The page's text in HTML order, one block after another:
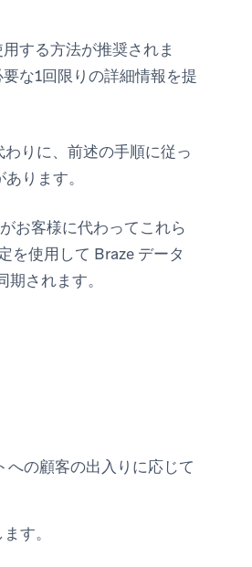
する方法が推奨されま
な1回限りの詳細情報を提
りに、前述の手順に従っ
ります。
お客様に代わってこれら
を使用して Braze データ
されます。
の顧客の出入りに応じて
す。